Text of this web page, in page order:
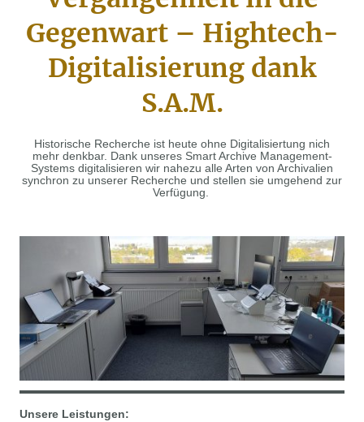
Gegenwart – Hightech-
Digitalisierung dank
S.A.M.
Historische Recherche ist heute ohne Digitalisiertung nich
mehr denkbar. Dank unseres Smart Archive Management-
Systems digitalisieren wir nahezu alle Arten von Archivalien
synchron zu unserer Recherche und stellen sie umgehend zur
Verfügung.
Unsere Leistungen: